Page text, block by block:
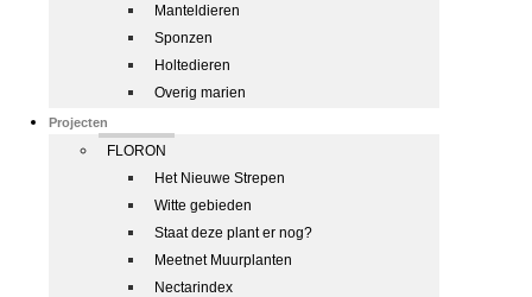
Manteldieren
Sponzen
Holtedieren
Overig marien
Projecten
FLORON
Het Nieuwe Strepen
Witte gebieden
Staat deze plant er nog?
Meetnet Muurplanten
Nectarindex